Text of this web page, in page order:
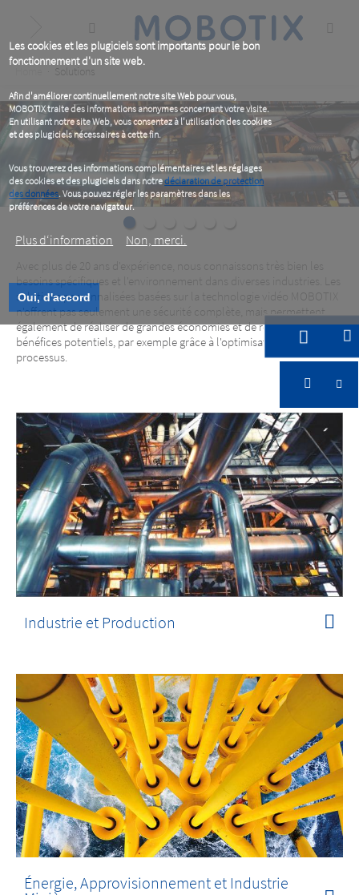
Les cookies et les plugiciels sont importants pour le bon
fonctionnement d'un site web.
Afin d'améliorer continuellement notre site Web pour vous,
MOBOTIX traite des informations anonymes concernant votre visite.
En utilisant notre site Web, vous consentez à l'utilisation des cookies
et des plugiciels nécessaires à cette fin.
Vous trouverez des informations complémentaires et les réglages
des cookies et des plugiciels dans notredéclaration de protection
des données. Vous pouvez régler les paramètres dans les
préférences de votre navigateur.
Plus d‘information Non, merci.
Oui, d'accord
content
Breadcrumb
Solutions
Industrie et Production
La technologie vidéo intelligente protège votre
entreprise et améliore les processus
votre entreprise et améliore les processus
Avec plus de 20 ans d'expérience, nous connaissons très bien les
besoins spécifiques et l'environnement dans diverses industries. Les
solutions personnalisées basées sur la technologie vidéo MOBOTIX
n'offrent pas seulement une sécurité complète, mais permettent
également de réaliser de grandes économies et de réaliser des
bénéfices potentiels, par exemple grâce à l'optimisation des
processus.
Industrie et Production
Énergie, Approvisionnement et Industrie